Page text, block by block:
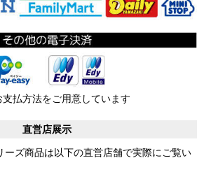
支払方法をご用意しています
直営店展示
ーズ商品は以下の直営店舗で実際にご覧い